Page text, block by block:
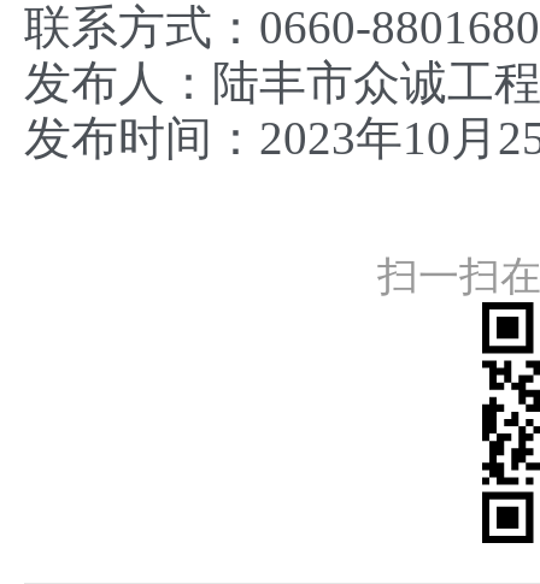
联系方式：0660-8801680
发布人：陆丰市众诚工
发布时间：2023年10月
扫一扫